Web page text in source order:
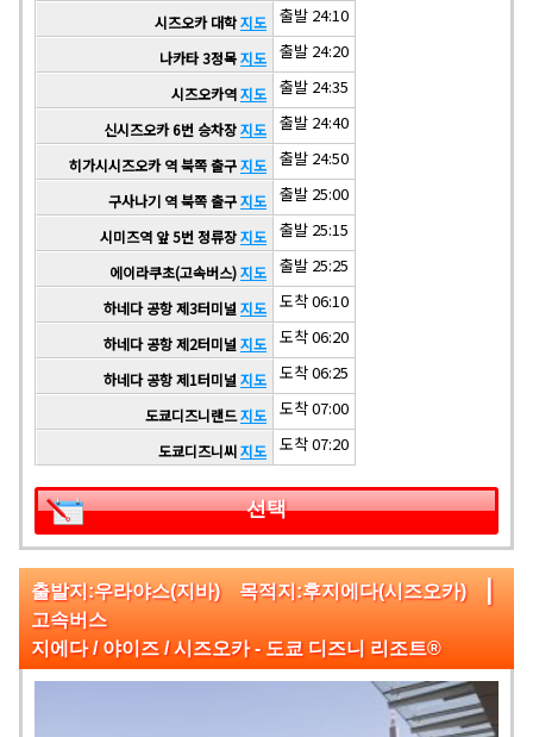
시즈오카 대학지도 출발 24:10
나카타 3정목지도 출발 24:20
시즈오카역지도 출발 24:35
신시즈오카 6번 승차장지도 출발 24:40
히가시시즈오카 역 북쪽 출구지도 출발 24:50
구사나기 역 북쪽 출구지도 출발 25:00
시미즈역 앞 5번 정류장지도 출발 25:15
에이라쿠초(고속버스)지도 출발 25:25
하네다 공항 제3터미널 지도 도착 06:10
하네다 공항 제2터미널 지도 도착 06:20
하네다 공항 제1터미널 지도 도착 06:25
도쿄디즈니랜드지도 도착 07:00
도쿄디즈니씨지도 도착 07:20
선택
출발지:우라야스(지바) 목적지:후지에다(시즈오카) |
고속버스
지에다 / 야이즈 / 시즈오카 - 도쿄 디즈니 리조트®